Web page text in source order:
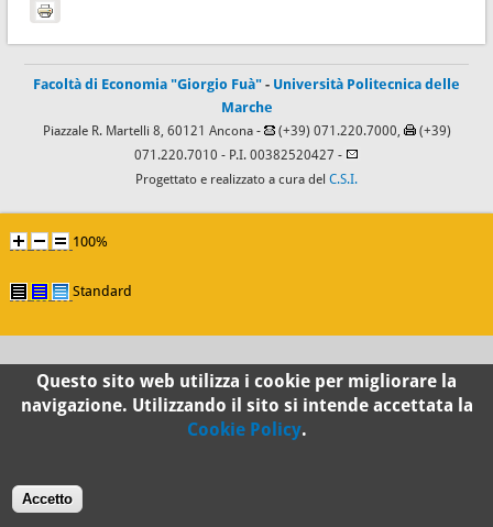
Facoltà di Economia "Giorgio Fuà" - Università Politecnica delle
Marche
Piazzale R. Martelli 8, 60121 Ancona - (+39) 071.220.7000,
(+39)
071.220.7010 - P.I. 00382520427 -
Progettato e realizzato a cura del C.S.I.
100%
Standard
Questo sito web utilizza i cookie per migliorare la
navigazione. Utilizzando il sito si intende accettata la
Cookie Policy.
Accetto